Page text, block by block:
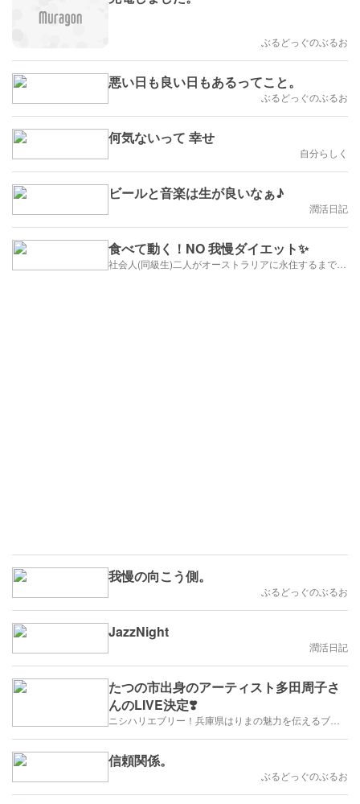
ぶるどっぐのぶるお
悪い日も良い日もあるってこと。
ぶるどっぐのぶるお
何気ないって 幸せ
自分らしく
ビールと音楽は生が良いなぁ♪
潤活日記
食べて動く！NO 我慢ダイエット✨
我慢の向こう側。
ぶるどっぐのぶるお
JazzNight
潤活日記
たつの市出身のアーティスト多田周子さ
んのLIVE決定❣️
信頼関係。
ぶるどっぐのぶるお